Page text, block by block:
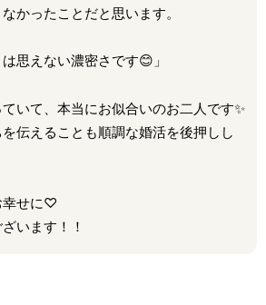
かったことだと思います。
思えない濃密さです😊」
いて、本当にお似合いのお二人です✨
伝えることも順調な婚活を後押しし
幸せに♡
います！！